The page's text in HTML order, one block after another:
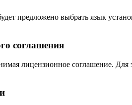
предложено выбрать язык
соглашения
лицензионное соглашение. Для